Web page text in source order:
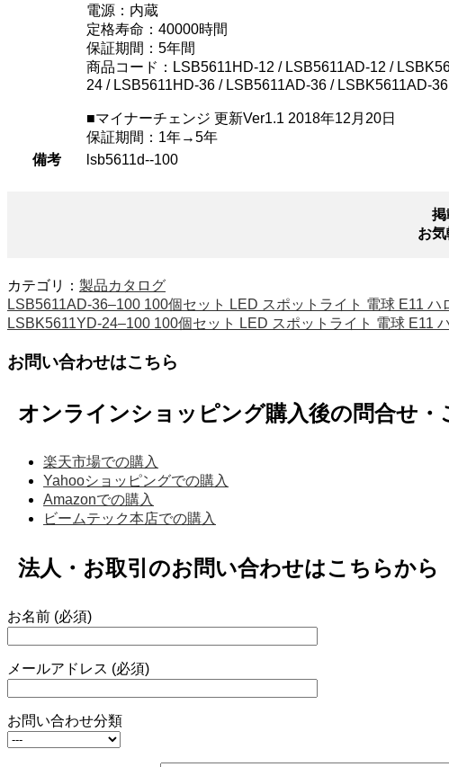
電源：内蔵
定格寿命：40000時間
保証期間：5年間
商品コード：LSB5611HD-12 / LSB5611AD-12 /
24 / LSB5611HD-36 / LSB5611AD-36 / LSBK5611AD-
■マイナーチェンジ 更新Ver1.1 2018年12月20日
保証期間：1年→5年
備考
lsb5611d--100
掲
お
カテゴリ： 製品カタログ
LSB5611AD-36–100 100個セット LED スポットライト 電球 E11
LSBK5611YD-24–100 100個セット LED スポットライト 電球 E11
お問い合わせはこちら
オンラインショッピング購入後の問合せ・
楽天市場での購入
Yahooショッピングでの購入
Amazonでの購入
ビームテック本店での購入
法人・お取引のお問い合わせはこちらから
お名前 (必須)
メールアドレス (必須)
お問い合わせ分類